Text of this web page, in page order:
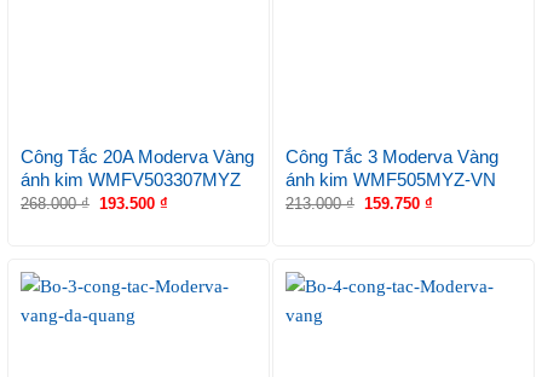
Công Tắc 20A Moderva Vàng
ánh kim WMFV503307MYZ
268.000₫ 193.500 ₫
Công Tắc 3 Moderva Vàng
ánh kim WMF505MYZ-VN
213.000₫ 159.750 ₫